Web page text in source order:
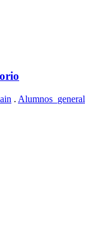
. Alumnos_general